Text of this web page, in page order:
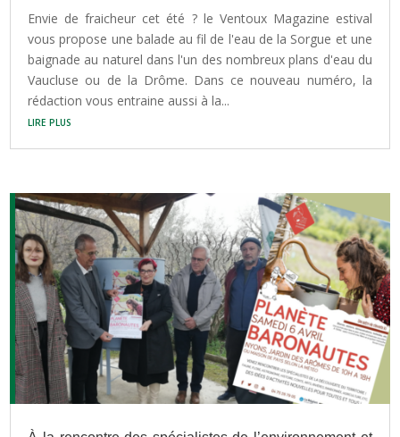
Envie de fraicheur cet été ? le Ventoux Magazine estival
vous propose une balade au fil de l'eau de la Sorgue et une
baignade au naturel dans l'un des nombreux plans d'eau du
Vaucluse ou de la Drôme. Dans ce nouveau numéro, la
rédaction vous entraine aussi à la...
lire plus